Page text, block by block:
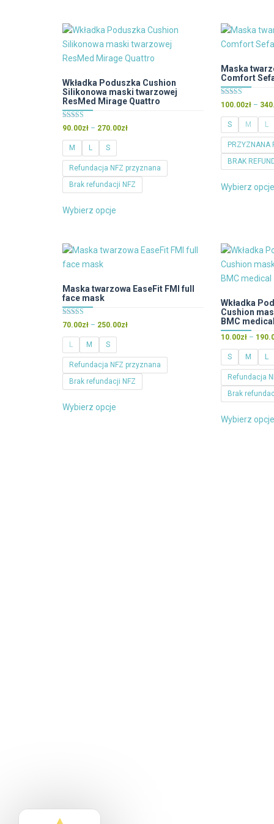
Opcje
można
wybrać
stronie
produktu
Wkładka Poduszka Cushion
Silikonowa maski twarzowej
ResMed Mirage Quattro
Oceniono
5.00
na 5
90.00zł – 270.00złZakres
do
270.00zł
M L S
Refundacja NFZ przyznana
Brak refundacji NFZ
Wybierz opcje
można
stronie
Maska
Comfort
Oceniono
5.00
na 5
100.00zł –
S M L
PRZYZNANA
BRAK
Wybierz opcje
Maska twarzowa EaseFit FMI full
face mask
Oceniono
5.00
na 5
70.00zł – 250.00złZakres
do
250.00zł
L M S
Refundacja NFZ przyznana
Brak refundacji NFZ
Wybierz opcje
Wkładka
Cushion
BMC medical
10.00zł –
S M L
Refundacja
Brak
Wybierz opcje